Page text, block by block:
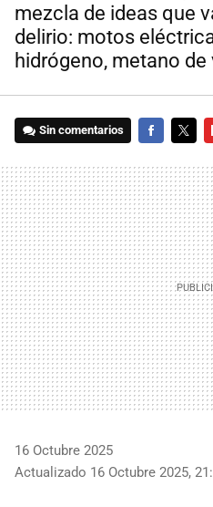
mezcla de ideas que
delirio: motos
hidrógeno, metano
Sin comentarios
16 Octubre 2025
Actualizado 16 Octubre 2025,